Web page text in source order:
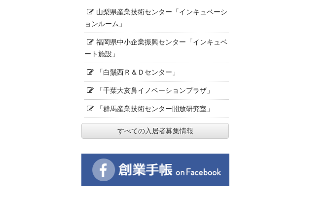
山梨県産業技術センター「インキュベーシ
ョンルーム」
福岡県中小企業振興センター「インキュベ
ート施設」
「白鬚西Ｒ＆Ｄセンター」
「千葉大亥鼻イノベーションプラザ」
「群馬産業技術センター開放研究室」
すべての入居者募集情報